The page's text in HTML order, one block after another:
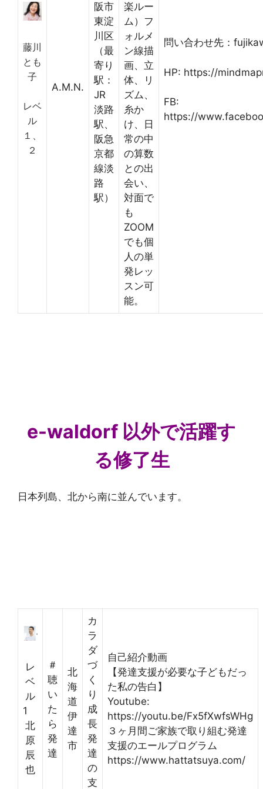
藤川
とも
子
レベ
ル
１、
２
A.M.N.
阪市
東淀
川区
（最
寄り
駅：
JR
淡路
駅、
阪急
京都
線淡
路
駅）
楽ルー
ム）フ
ォルメ
ン線描
画、立
体、リ
ズム、
糸か
け、日
常の中
の算数
との出
会い、
対面で
も
ZOOM
でも個
人の単
発レッ
スン可
能。
問い合わせ先：
HP: https://
FB:
https://
e-waldorf 以外で活躍す
る修了生
日本列島、北から南に並んでいます。
レ
ベ
ル
1
北
原
辰
也
＃
聴
い
た
ら
発
達
北
海
道
伊
達
市
カ
ラ
ダ
づ
く
り
成
長
発
達
の
支
自己紹介動画
【発達支援が必要な子どもだっ
た私の告白】
Youtube:
https://youtu.be/Fx5fXwfsWHg
３ヶ月間ご家族で取り組む発達
支援のエールプログラム
https://www.hattatsuya.com/